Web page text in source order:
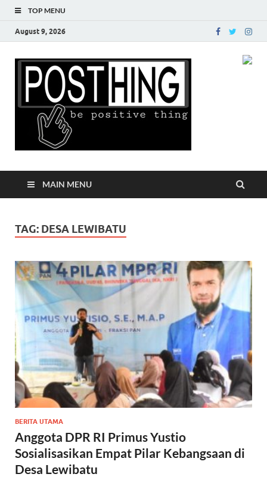
TOP MENU
August 9, 2026
MAIN MENU
TAG: DESA LEWIBATU
BERITA UTAMA
Anggota DPR RI Primus Yustio
Sosialisasikan Empat Pilar Kebangsaan di
Desa Lewibatu